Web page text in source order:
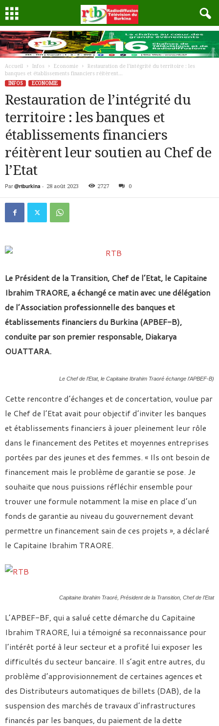
Accueil Infos Economie
Restauration de l’intégrité du territoire : les
banques et établissements financiers réitèrent...
INFOS
ECONOMIE
Restauration de l’intégrité du
territoire : les banques et
établissements financiers
réitèrent leur soutien au Chef de
l’Etat
Par @rtburkina - 28 août 2023 2727 0
Le Président de la Transition, Chef de l’Etat, le Capitaine
Ibrahim TRAORE, a échangé ce matin avec une délégation
de l’Association professionnelle des banques et
établissements financiers du Burkina (APBEF-B),
conduite par son premier responsable, Diakarya
OUATTARA.
Le Chef de l’Etat, le Capitaine Ibrahim Traoré échange l’APBEF-B)
Cette rencontre d’échanges et de concertation, voulue par
le Chef de l’Etat avait pour objectif d’inviter les banques
et établissements financiers à jouer pleinement leur rôle
dans le financement des Petites et moyennes entreprises
portées par des jeunes et des femmes. « Ils ont besoin de
financement mais le problème de garantie se pose. Je
souhaite que nous puissions réfléchir ensemble pour
trouver une formule notamment la mise en place d’un
fonds de garantie au niveau du gouvernement devant
permettre un financement sain de ces projets », a déclaré
le Capitaine Ibrahim TRAORE.
Capitaine Ibrahim Traoré, Président de la Transition, Chef de l’Etat
L’APBEF-BF, qui a salué cette démarche du Capitaine
Ibrahim TRAORE, lui a témoigné sa reconnaissance pour
l’intérêt porté à leur secteur et a profité lui exposer les
difficultés du secteur bancaire. Il s’agit entre autres, du
problème d’approvisionnement de certaines agences et
des Distributeurs automatiques de billets (DAB), de la
suspension des marchés de travaux d’infrastructures
financés par les banques, du paiement de la dette